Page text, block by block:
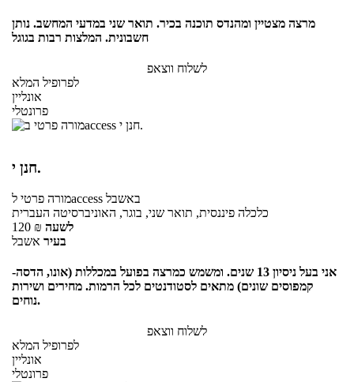
מרצה מצטיין ומהנדס תוכנה בכיר. תואר שני במדעי המחשב. נותן
חשבונית. המלצות רבות בגוגל
לשלוח ווצאפ
לפרופיל המלא
אונליין
פרונטלי
חנן י.
מורה פרטילaccess באשבל
כלכלה פיננסית, תואר שני, בוגר, האוניברסיטה העברית
120 ₪ לשעה
בעיר אשבל
אני בעל ניסיון 13 שנים. ומשמש כמרצה בפועל במכללות (אונו, הדסה-
קמפוסים שונים) מתאים לסטודנטים לכל הרמות. מחירים ושירות
נוחים.
לשלוח ווצאפ
לפרופיל המלא
אונליין
פרונטלי